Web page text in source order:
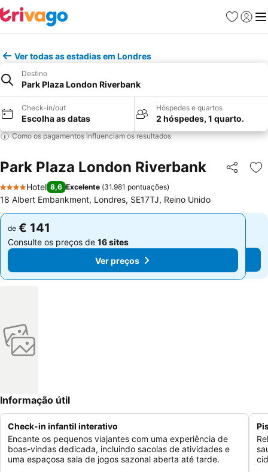
Favoritos
Iniciar
Ver todas as estadias em Londres
Destino
Park Plaza London Riverbank
Check-in/out
Escolha as datas
Hóspedes e quartos
2 hóspedes, 1 quarto.
Como os pagamentos influenciam os resultados
Park Plaza London Riverbank Partilhar
4 Estrelas
Hotel 8,6 Excelente (31.981 pontuações)
18 Albert Embankment, Londres, SE17TJ, Reino Unido
de € 141
Consulte os preços de 16 sites
Ver preços
de € 141
Consulte os preços de 16 sites
Ver preços
Informação útil
Check-in infantil interativo
Encante os pequenos viajantes com uma experiência de
boas-vindas dedicada, incluindo sacolas de atividades e
uma espaçosa sala de jogos sazonal aberta até tarde.